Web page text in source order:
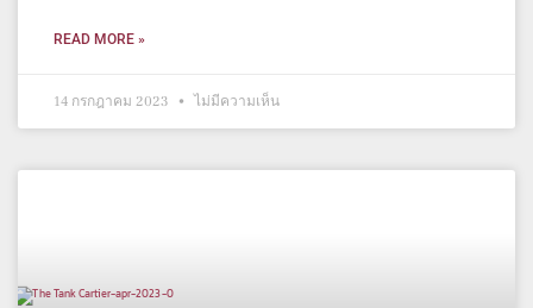
READ MORE »
14 กรกฎาคม 2023 ไม่มีความเห็น